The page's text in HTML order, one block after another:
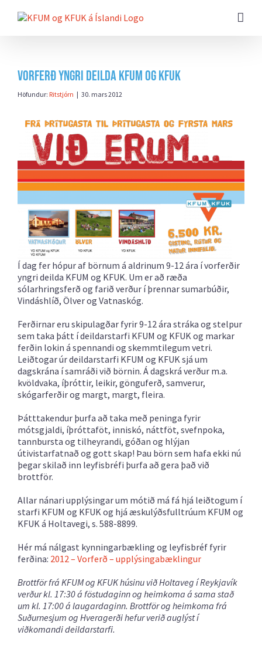
beint
Vorferð yngri deilda KFUM og KFUK
Höfundur: Ritstjórn | 30. mars 2012
Í dag fer hópur af börnum á aldrinum 9-12 ára í vorferðir
yngri deilda KFUM og KFUK. Um er að ræða
sólarhringsferð og farið verður í þrennar sumarbúðir,
Vindáshlíð, Ölver og Vatnaskóg.
Ferðirnar eru skipulagðar fyrir 9-12 ára stráka og stelpur
sem taka þátt í deildarstarfi KFUM og KFUK og markar
ferðin lokin á spennandi og skemmtilegum vetri.
Leiðtogar úr deildarstarfi KFUM og KFUK sjá um
dagskrána í samráði við börnin. Á dagskrá verður m.a.
kvöldvaka, íþróttir, leikir, gönguferð, samverur,
skógarferðir og margt, margt, fleira.
Þátttakendur þurfa að taka með peninga fyrir
mótsgjaldi, íþróttaföt, inniskó, náttföt, svefnpoka,
tannbursta og tilheyrandi, góðan og hlýjan
útivistarfatnað og gott skap! Þau börn sem hafa ekki nú
þegar skilað inn leyfisbréfi þurfa að gera það við
brottför.
Allar nánari upplýsingar um mótið má fá hjá leiðtogum í
starfi KFUM og KFUK og hjá æskulýðsfulltrúum KFUM og
KFUK á Holtavegi, s. 588-8899.
Hér má nálgast kynningarbækling og leyfisbréf fyrir
ferðina: 2012 – Vorferð – upplýsingabæklingur
Brottför frá KFUM og KFUK húsinu við Holtaveg í Reykjavík
verður kl. 17:30 á föstudaginn og heimkoma á sama stað
um kl. 17:00 á laugardaginn. Brottför og heimkoma frá
Suðurnesjum og Hveragerði hefur verið auglýst í
viðkomandi deildarstarfi.